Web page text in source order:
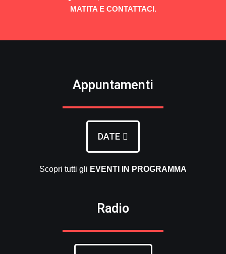
MATITA E CONTATTACI.
Appuntamenti
DATE
Scopri tutti gli EVENTI IN PROGRAMMA
Radio